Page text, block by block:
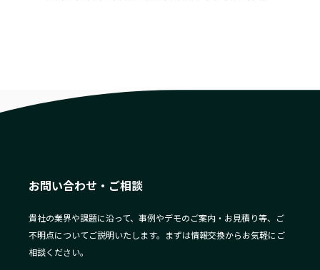
お問い合わせ・ご相談
貴社の業界や課題に沿って、事例やデモのご案内・お見積り等、ご
不明点についてご説明いたします。まずは情報交換からお気軽にご
相談ください。